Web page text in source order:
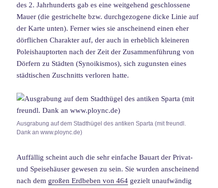
des 2. Jahrhunderts gab es eine weitgehend geschlossene
Mauer (die gestrichelte bzw. durchgezogene dicke Linie auf
der Karte unten). Ferner wies sie anscheinend einen eher
dörflichen Charakter auf, der auch in erheblich kleineren
Poleishauptorten nach der Zeit der Zusammenführung von
Dörfern zu Städten (Synoikismos), sich zugunsten eines
städtischen Zuschnitts verloren hatte.
Ausgrabung auf dem Stadthügel des antiken Sparta (mit freundl.
Dank an www.ploync.de)
Auffällig scheint auch die sehr einfache Bauart der Privat-
und Speisehäuser gewesen zu sein. Sie wurden anscheinend
nach dem großen Erdbeben von 464 gezielt unaufwändig